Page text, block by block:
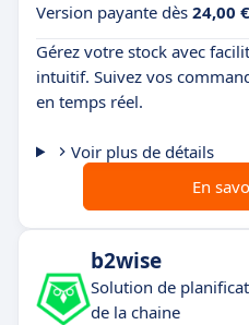
Version payante dès 24,00
Gérez votre stock avec
intuitif. Suivez vos
en temps réel.
Voir plus de détails
En
b2wise
Solution de
de la chaine